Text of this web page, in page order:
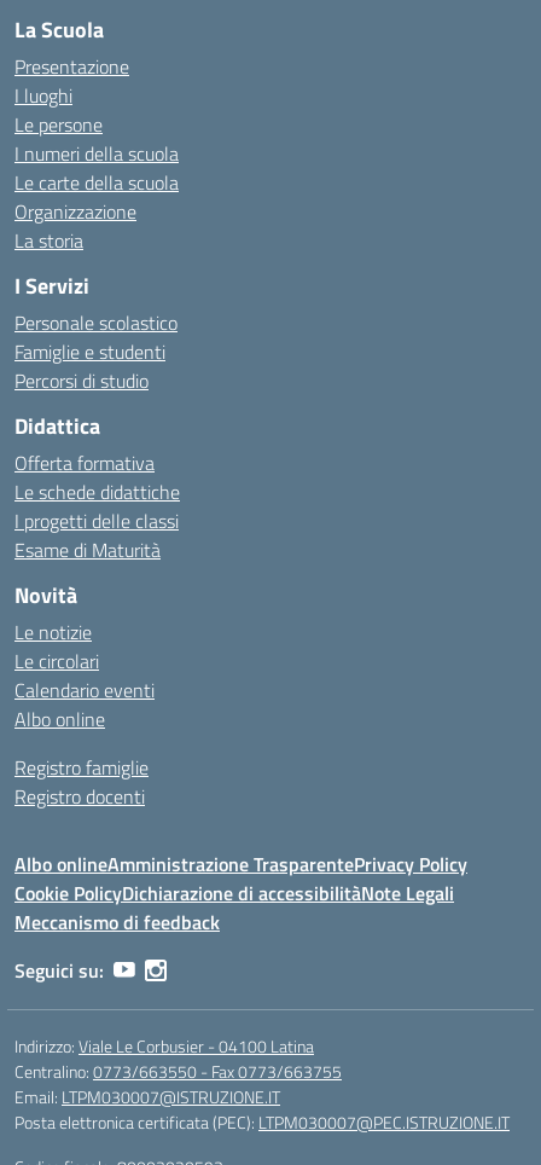
La Scuola
Presentazione
I luoghi
Le persone
I numeri della scuola
Le carte della scuola
Organizzazione
La storia
I Servizi
Personale scolastico
Famiglie e studenti
Percorsi di studio
Didattica
Offerta formativa
Le schede didattiche
I progetti delle classi
Esame di Maturità
Novità
Le notizie
Le circolari
Calendario eventi
Albo online
Registro famiglie
Registro docenti
Albo onlineAmministrazione TrasparentePrivacy Policy
Cookie PolicyDichiarazione di accessibilitàNote Legali
Meccanismo di feedback
Seguici su:
Indirizzo:Viale Le Corbusier - 04100 Latina
Centralino:0773/663550 - Fax 0773/663755
Email: LTPM030007@ISTRUZIONE.IT
Posta elettronica certificata (PEC): LTPM030007@PEC.ISTRUZIONE.IT